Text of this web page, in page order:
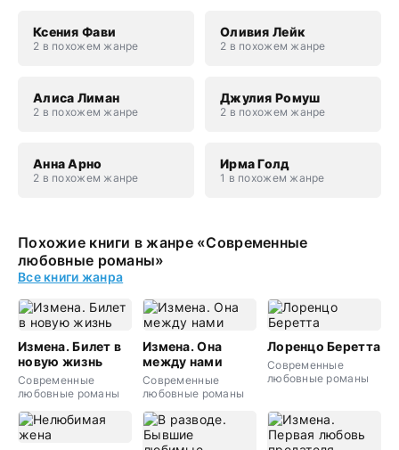
Ксения Фави
2 в похожем жанре
Оливия Лейк
2 в похожем жанре
Алиса Лиман
2 в похожем жанре
Джулия Ромуш
2 в похожем жанре
Анна Арно
2 в похожем жанре
Ирма Голд
1 в похожем жанре
Похожие книги в жанре «Современные
любовные романы»
Все книги жанра
Измена. Билет в
новую жизнь
Современные
любовные романы
Измена. Она
между нами
Современные
любовные романы
Лоренцо Беретта
Современные
любовные романы